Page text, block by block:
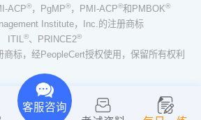
ACP®，PgMP®，PMI-ACP®和PMBOK®
Institute，Inc.的注册商标
ITIL®、PRINCE2®
商标，经PeopleCert授权使用，保留所有权利
客服咨询